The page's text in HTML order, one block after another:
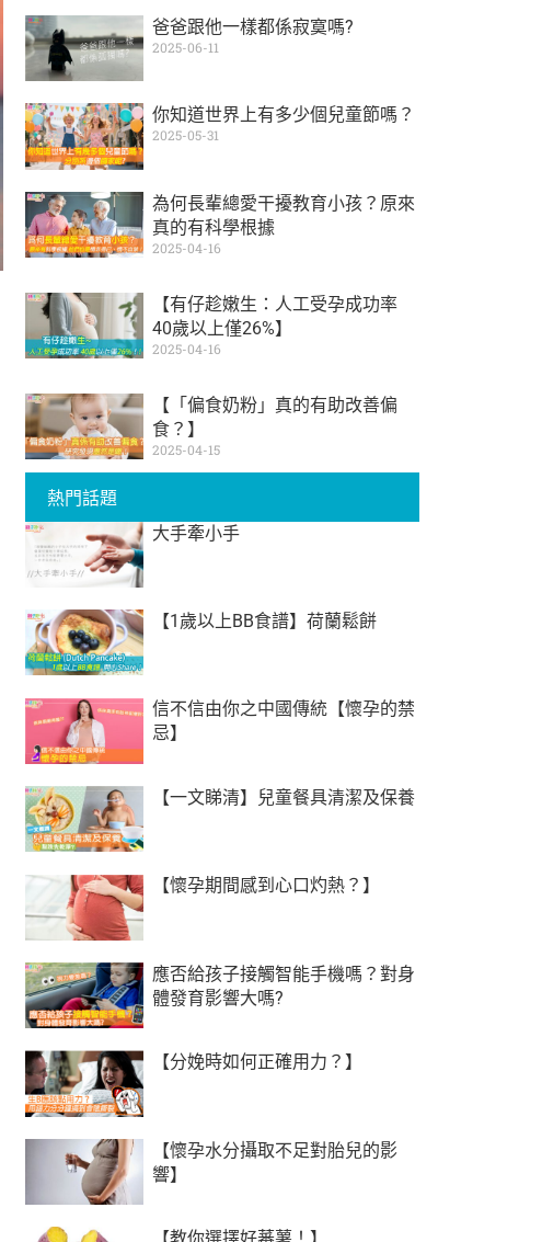
爸爸跟他一樣都係寂寞嗎?
2025-06-11
你知道世界上有多少個兒童節嗎？
2025-05-31
為何長輩總愛干擾教育小孩？原來
真的有科學根據
2025-04-16
【有仔趁嫩生：人工受孕成功率
40歲以上僅26%】
2025-04-16
【「偏食奶粉」真的有助改善偏
食？】
2025-04-15
熱門話題
大手牽小手
【1歲以上BB食譜】荷蘭鬆餅
信不信由你之中國傳統【懷孕的禁
忌】
【一文睇清】兒童餐具清潔及保養
【懷孕期間感到心口灼熱？】
應否給孩子接觸智能手機嗎？對身
體發育影響大嗎?
【分娩時如何正確用力？】
【懷孕水分攝取不足對胎兒的影
響】